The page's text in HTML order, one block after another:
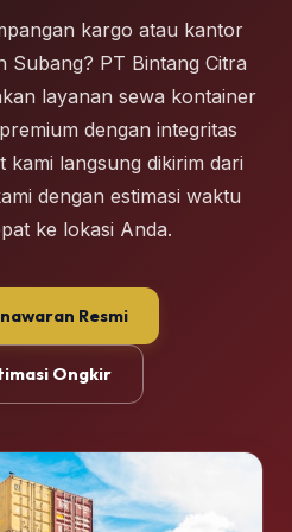
kargo atau kantor
Subang? PT Bintang Citra
layanan sewa kontainer
dengan integritas
langsung dikirim dari
dengan estimasi waktu
ke lokasi Anda.
Resmi
Ongkir